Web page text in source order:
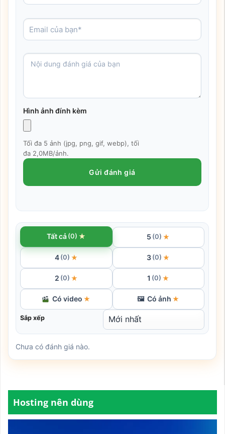
Hình ảnh đính kèm
Tối đa 5 ảnh (jpg, png, gif, webp), tối
đa 2,0MB/ảnh.
Gửi đánh giá
Tất cả (0) ★ 5 (0) ★
4 (0) ★ 3 (0) ★
2 (0) ★ 1 (0) ★
Có video ★ 🖼 Có ảnh ★
Sắp xếp
Chưa có đánh giá nào.
Hosting nên dùng